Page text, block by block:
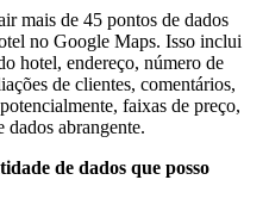
mais de 45 pontos de dados
no Google Maps. Isso inclui
hotel, endereço, número de
de clientes, comentários,
faixas de preço,
abrangente.
de dados que posso